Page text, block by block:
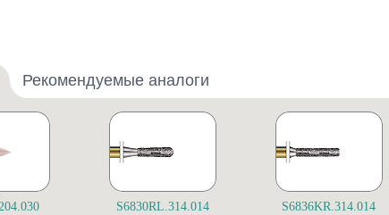
Рекомендуемые аналоги
S6830RL.314.014 S6836KR.314.014